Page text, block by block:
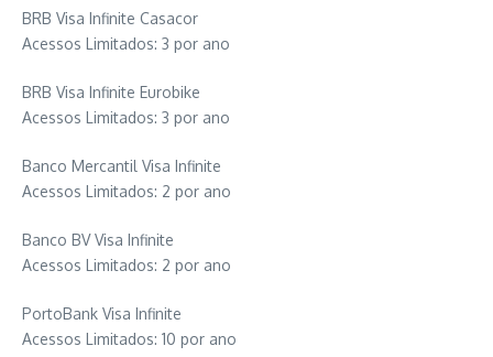
BRB Visa Infinite Casacor
Acessos Limitados: 3 por ano
BRB Visa Infinite Eurobike
Acessos Limitados: 3 por ano
Banco Mercantil Visa Infinite
Acessos Limitados: 2 por ano
Banco BV Visa Infinite
Acessos Limitados: 2 por ano
PortoBank Visa Infinite
Acessos Limitados: 10 por ano